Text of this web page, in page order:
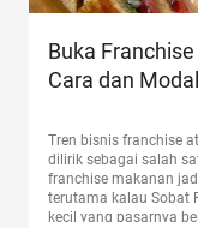
Buka
Cara dan
Tren bisnis franchise
dilirik sebagai salah
franchise makanan
terutama kalau Sobat
kecil yang pasarnya